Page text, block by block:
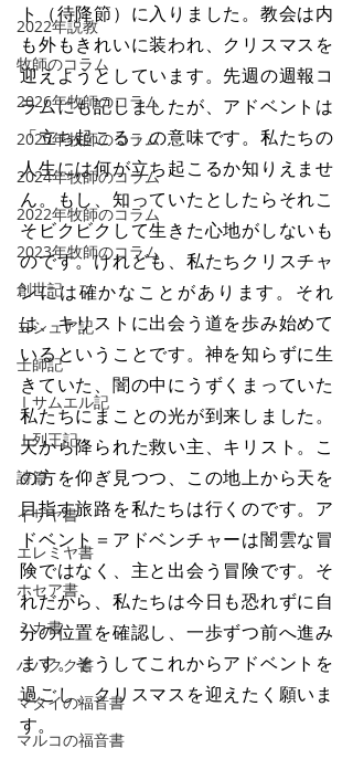
2022年説教
牧師のコラム
2026年牧師のコラム
2025年牧師のコラム
2024年牧師のコラム
2022年牧師のコラム
2023年牧師のコラム
創世記
ヨシュア記
士師記
Ⅰサムエル記
Ⅰ列王記
詩篇
イザヤ書
エレミヤ書
ホセア書
ミカ書
ハバクク書
マタイの福音書
マルコの福音書
ト（待降節）に入りました。教会は内
も外もきれいに装われ、クリスマスを
迎えようとしています。先週の週報コ
ラムにも記しましたが、アドベントは
「立ち起こる」の意味です。私たちの
人生には何が立ち起こるか知りえませ
ん。もし、知っていたとしたらそれこ
そビクビクして生きた心地がしないも
のです。けれども、私たちクリスチャ
ンには確かなことがあります。それ
は、キリストに出会う道を歩み始めて
いるということです。神を知らずに生
きていた、闇の中にうずくまっていた
私たちにまことの光が到来しました。
天から降られた救い主、キリスト。こ
の方を仰ぎ見つつ、この地上から天を
目指す旅路を私たちは行くのです。ア
ドベント＝アドベンチャーは闇雲な冒
険ではなく、主と出会う冒険です。そ
れだから、私たちは今日も恐れずに自
分の位置を確認し、一歩ずつ前へ進み
ます。そうしてこれからアドベントを
過ごし、クリスマスを迎えたく願いま
す。